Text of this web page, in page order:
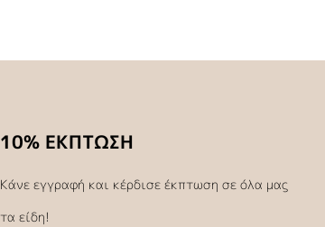
10% ΕΚΠΤΩΣΗ
Κάνε εγγραφή και κέρδισε έκπτωση σε όλα μας
τα είδη!